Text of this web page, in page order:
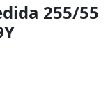
255/55